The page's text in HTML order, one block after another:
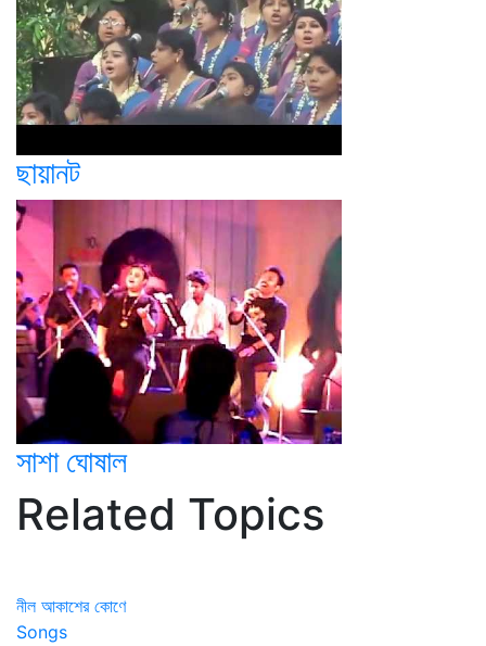
ছায়ানট
সাশা ঘোষাল
Related Topics
নীল আকাশের কোণে
Songs